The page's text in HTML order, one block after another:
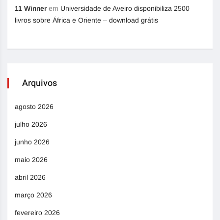
11 Winner em Universidade de Aveiro disponibiliza 2500
livros sobre África e Oriente – download grátis
Arquivos
agosto 2026
julho 2026
junho 2026
maio 2026
abril 2026
março 2026
fevereiro 2026